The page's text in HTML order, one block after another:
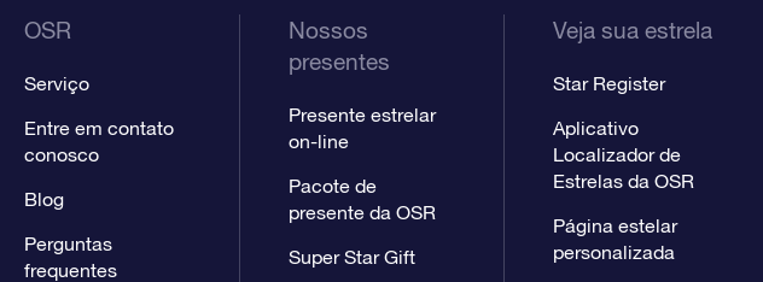
OSR
Serviço
Entre em contato
conosco
Blog
Perguntas
frequentes
Nossos
presentes
Presente estrelar
on-line
Pacote de
presente da OSR
Super Star Gift
Veja sua estrela
Star Register
Aplicativo
Localizador de
Estrelas da OSR
Página estelar
personalizada